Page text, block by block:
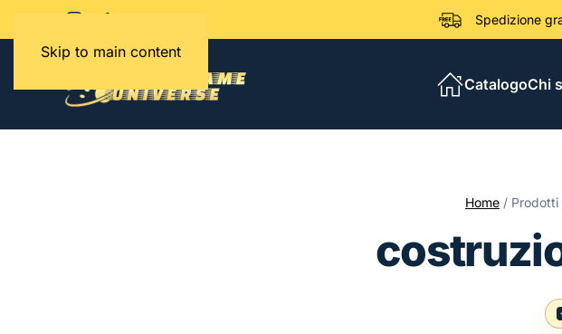
Skip to main content
CatalogoChi
Home / Prodotti